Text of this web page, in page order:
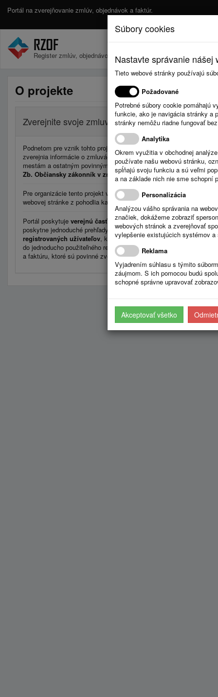
Portál na zverejňovanie zmlúv, objednávok a faktúr.
Register zmlúv, objednávok a faktúr.
O projekte
Zverejnite svoje zmluvy, objednávky a faktúry
Podnetom pre vznik tohto projektu bolo poskytnúť nástroj,
zverejnia informácie o zmluvách, objednávkach a faktúrach. Ide o
mestám a ostatným povinným organizáciam verejnej správy
Zb. Občiansky zákonník v znení neskorších predpisov, ktorý
Pre organizácie tento projekt vytvára príležitosť pre jednoduché
webovej stránke z pohodlia kancelárie bez nutnosti riešiť
Portál poskytuje verejnú časť pre neregistrovaných užívateľov–
poskytne jednoduché prehľady zverejnených zmlúv, faktúr a
registrovaných užívateľov, ktorými sú povinné organizácie
do jednoducho použiteľného registra s možnosťou zaevidovať,
a faktúru, ktoré sú povinné zverejniť.
Súbory cookies
Nastavte správanie
Tieto webové stránky používajú
Požadované
Potrebné súbory cookie pomáhajú
funkcie, ako je navigácia stránky a
stránky nemôžu riadne fungovať
Analytika
Okrem využitia v obchodnej
používate našu webovú stránku,
spĺňajú svoju funkciu a sú veľmi
a na základe nich nie sme schopní
Personalizácia
Analýzou vášho správania na
značiek, dokážeme zobraziť
webových stránok a zverejňovať
vylepšenie existujúcich systémov
Reklama
Vyjadrením súhlasu s týmito
záujmom. S ich pomocou budú
schopné správne upravovať
Akceptovať všetko